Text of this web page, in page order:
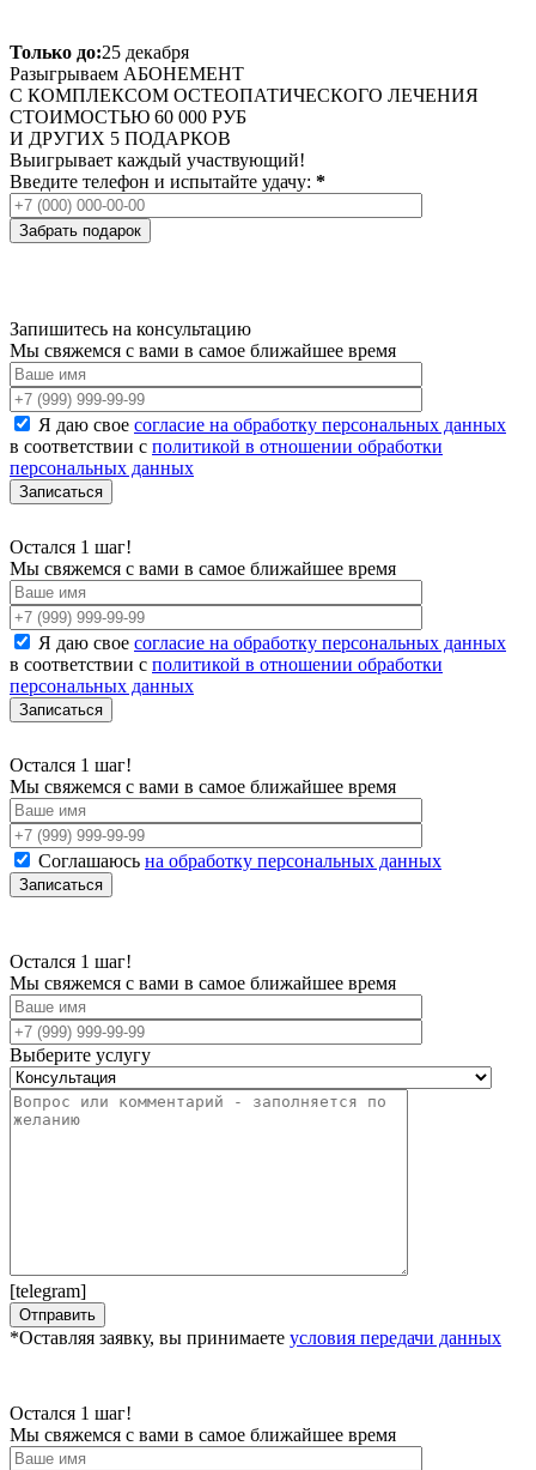
Только до:25 декабря
Разыгрываем АБОНЕМЕНТ
С КОМПЛЕКСОМ ОСТЕОПАТИЧЕСКОГО ЛЕЧЕНИЯ
СТОИМОСТЬЮ 60 000 РУБ
И ДРУГИХ 5 ПОДАРКОВ
Выигрывает каждый участвующий!
Введите телефон и испытайте удачу: *
Запишитесь на консультацию
Мы свяжемся с вами в самое ближайшее время
Я даю свое согласие на обработку персональных данных
в соответствии с политикой в отношении обработки
персональных данных
Остался 1 шаг!
Мы свяжемся с вами в самое ближайшее время
Я даю свое согласие на обработку персональных данных
в соответствии с политикой в отношении обработки
персональных данных
Остался 1 шаг!
Мы свяжемся с вами в самое ближайшее время
Соглашаюсь на обработку персональных данных
Остался 1 шаг!
Мы свяжемся с вами в самое ближайшее время
Выберите услугу
[telegram]
*Оставляя заявку, вы принимаете условия передачи данных
Остался 1 шаг!
Мы свяжемся с вами в самое ближайшее время